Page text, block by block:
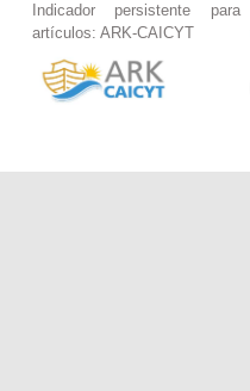
Indicador persistente para
artículos: ARK-CAICYT